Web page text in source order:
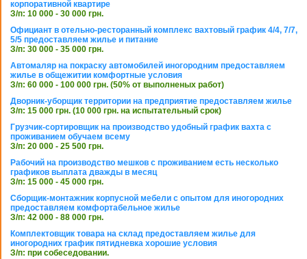
корпоративной квартире
З/п: 10 000 - 30 000 грн.
Официант в отельно-ресторанный комплекс вахтовый график 4/4, 7/7,
5/5 предоставляем жилье и питание
З/п: 30 000 - 35 000 грн.
Автомаляр на покраску автомобилей иногородним предоставляем
жилье в общежитии комфортные условия
З/п: 60 000 - 100 000 грн. (50% от выполненых работ)
Дворник-уборщик территории на предприятие предоставляем жилье
З/п: 15 000 грн. (10 000 грн. на испытательный срок)
Грузчик-сортировщик на производство удобный график вахта с
проживанием обучаем всему
З/п: 20 000 - 25 500 грн.
Рабочий на производство мешков с проживанием есть несколько
графиков выплата дважды в месяц
З/п: 15 000 - 45 000 грн.
Сборщик-монтажник корпусной мебели с опытом для иногородних
предоставляем комфортабельное жилье
З/п: 42 000 - 88 000 грн.
Комплектовщик товара на склад предоставляем жилье для
иногородних график пятидневка хорошие условия
З/п: при собеседовании.